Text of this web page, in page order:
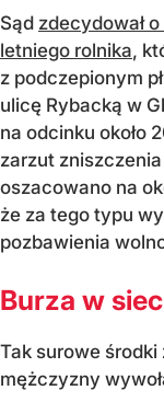
Sąd zdecydował
letniego rolnika,
z podczepionym
ulicę Rybacką w
na odcinku około
zarzut
oszacowano na
że za tego typu
pozbawienia
Burza w
Tak surowe
mężczyzny